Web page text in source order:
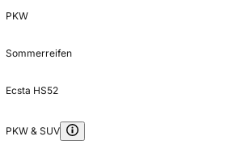
PKW
Sommerreifen
Ecsta HS52
PKW & SUV